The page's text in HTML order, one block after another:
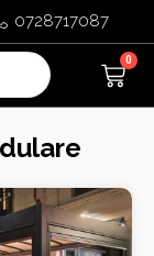
0728717087
0